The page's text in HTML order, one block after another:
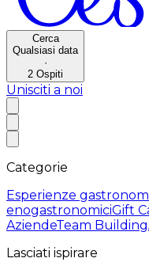
Cerca
Qualsiasi data
·
2 Ospiti
Unisciti a noi
Categorie
Esperienze
enogastronomiciGift
AziendeTeam Building
Lasciati ispirare